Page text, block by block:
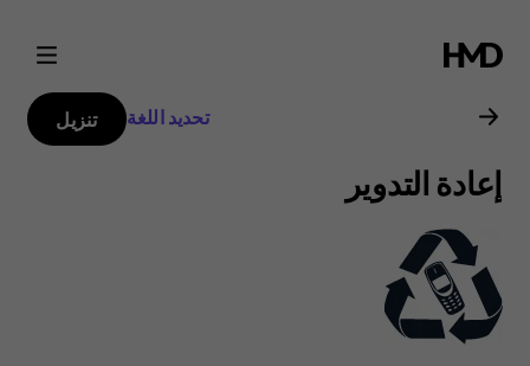
دليل
مستخدم
هاتف
Nokia
2.1
تحديد اللغة تنزيل
إعادة التدوير